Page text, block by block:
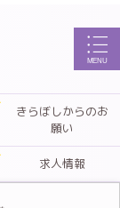
きらぼしからのお
願い
求人情報